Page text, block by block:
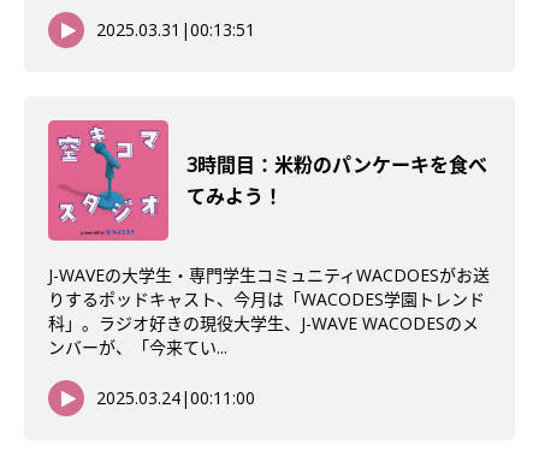
2025.03.31 |00:13:51
3時間目：米粉のパンケーキを食べ
てみよう！
J-WAVEの大学生・専門学生コミュニティWACDOESがお送
りするポッドキャスト、今月は「WACODES学園トレンド
科」。ラジオ好きの現役大学生、J-WAVE WACODESのメ
ンバーが、「今来てい...
2025.03.24|00:11:00